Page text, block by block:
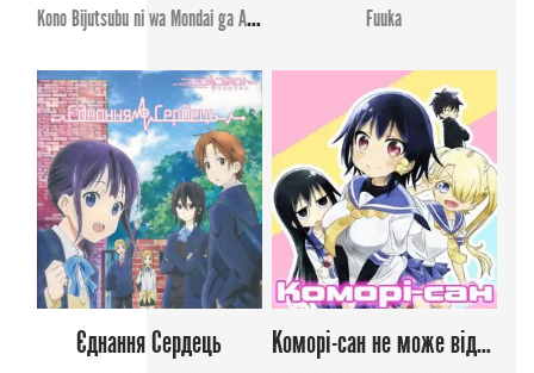
Kono Bijutsubu ni wa Mondai ga Aru! Fuuka
Єднання Сердець Коморі-сан не може відмовити!